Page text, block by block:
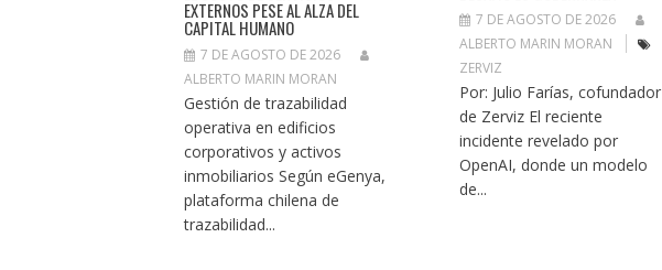
EXTERNOS PESE AL ALZA DEL
CAPITAL HUMANO
7 DE AGOSTO DE 2026
ALBERTO MARIN MORAN
Gestión de trazabilidad
operativa en edificios
corporativos y activos
inmobiliarios Según eGenya,
plataforma chilena de
trazabilidad...
7 DE AGOSTO DE 2026
ALBERTO MARIN MORAN
ZERVIZ
Por: Julio Farías, cofundador
de Zerviz El reciente
incidente revelado por
OpenAI, donde un modelo
de...